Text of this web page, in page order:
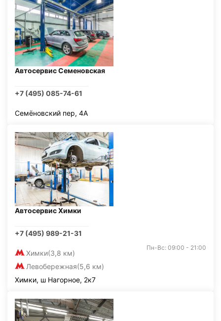
Автосервис Семеновская
+7 (495) 085-74-61
Семёновский пер, 4А
Автосервис Химки
+7 (495) 989-21-31
Химки(3,8 км)
Левобережная(5,6 км)
Пн-Вс: 09:00 - 21:00
Химки, ш Нагорное, 2к7